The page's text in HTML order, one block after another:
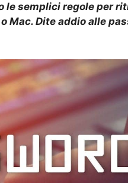
le semplici regole per
Mac. Dite addio alle